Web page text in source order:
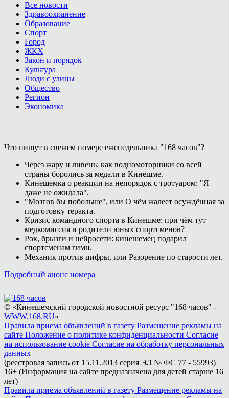
Все новости
Здравоохранение
Образование
Спорт
Город
ЖКХ
Закон и порядок
Культура
Люди с улицы
Общество
Регион
Экономика
Что пишут в свежем номере еженедельника "168 часов"?
Через жару и ливень: как водномоторники со всей
страны боролись за медали в Кинешме.
Кинешемка о реакции на непорядок с тротуаром: "Я
даже не ожидала".
"Мозгов бы побольше", или О чём жалеет осуждённая за
подготовку теракта.
Кризис командного спорта в Кинешме: при чём тут
медкомиссия и родители юных спортсменов?
Рок, брызги и нейросети: кинешемец подарил
спортсменам гимн.
Механик против цифры, или Разорение по старости лет.
Подробный анонс номера
© «Кинешемский городской новостной ресурс "168 часов" -
WWW.168.RU»
Правила приема объявлений в газету Размещение рекламы на
сайте Положение о политике конфиденциальности Согласие
на использование cookie Согласие на обработку персональных
данных
(реестровая запись от 15.11.2013 серия ЭЛ № ФС 77 - 55993)
16+ (Информация на сайте предназначена для детей старше 16
лет)
Правила приема объявлений в газету Размещение рекламы на